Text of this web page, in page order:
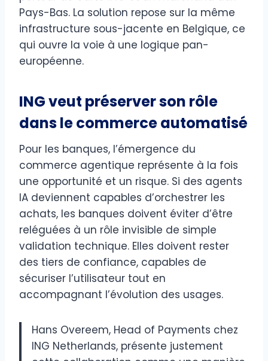
Pays-Bas. La solution repose sur la même
infrastructure sous-jacente en Belgique, ce
qui ouvre la voie à une logique pan-
européenne.
ING veut préserver son rôle
dans le commerce automatisé
Pour les banques, l’émergence du
commerce agentique représente à la fois
une opportunité et un risque. Si des agents
IA deviennent capables d’orchestrer les
achats, les banques doivent éviter d’être
reléguées à un rôle invisible de simple
validation technique. Elles doivent rester
des tiers de confiance, capables de
sécuriser l’utilisateur tout en
accompagnant l’évolution des usages.
Hans Overeem, Head of Payments chez
ING Netherlands, présente justement